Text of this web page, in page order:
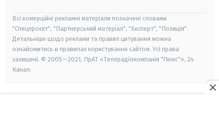
Всі комерційні рекламні матеріали позначені словами
"Спецпроєкт", "Партнерський матеріал", "Експерт", "Позиція".
Детальніше щодо реклами та правил цитування можна
ознайомитись в правилах користування сайтом. Усі права
захищені. © 2005—2021, ПрАТ «Телерадіокомпанія "Люкс"», 24
Канал.